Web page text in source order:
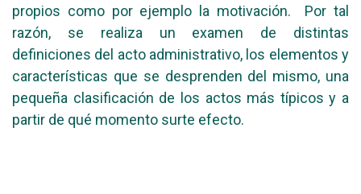
propios como por ejemplo la motivación. Por tal
razón, se realiza un examen de distintas
definiciones del acto administrativo, los elementos y
características que se desprenden del mismo, una
pequeña clasificación de los actos más típicos y a
partir de qué momento surte efecto.